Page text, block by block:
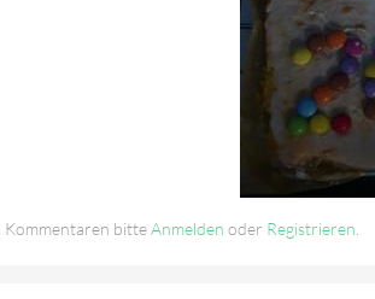
Kommentaren bitteAnmelden oder Registrieren